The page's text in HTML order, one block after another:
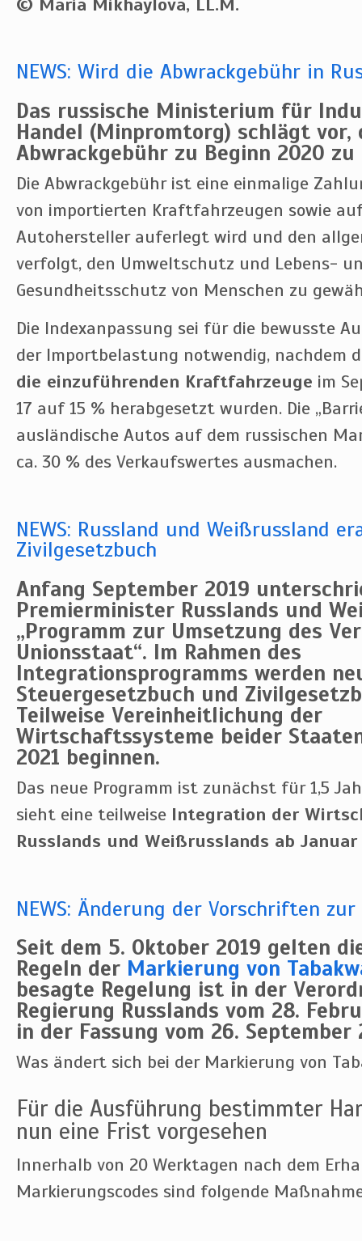
NEWS: Wird die Abwrackgebühr in
Das russische Ministerium für
Handel (Minpromtorg) schlägt vor,
Abwrackgebühr zu Beginn 2020 zu
Die Abwrackgebühr ist eine einmalige
von importierten Kraftfahrzeugen sowie
Autohersteller auferlegt wird und den
verfolgt, den Umweltschutz und Lebens-
Gesundheitsschutz von Menschen zu
Die Indexanpassung sei für die bewusste
der Importbelastung notwendig, nachdem
die einzuführenden Kraftfahrzeuge im
17 auf 15 % herabgesetzt wurden. Die
ausländische Autos auf dem russischen
ca. 30 % des Verkaufswertes ausmachen.
NEWS: Russland und Weißrussland
Zivilgesetzbuch
Anfang September 2019
Premierminister Russlands und
„Programm zur Umsetzung des
Unionsstaat“. Im Rahmen des
Integrationsprogramms werden
Steuergesetzbuch und
Teilweise Vereinheitlichung der
Wirtschaftssysteme beider
2021 beginnen.
Das neue Programm ist zunächst für 1,5
sieht eine teilweise Integration der
Russlands und Weißrusslands ab Januar
NEWS: Änderung der Vorschriften
Seit dem 5. Oktober 2019 gelten
Regeln der Markierung von
besagte Regelung ist in der
Regierung Russlands vom 28.
in der Fassung vom 26.
Was ändert sich bei der Markierung von
Für die Ausführung bestimmter
nun eine Frist vorgesehen
Innerhalb von 20 Werktagen nach dem
Markierungscodes sind folgende